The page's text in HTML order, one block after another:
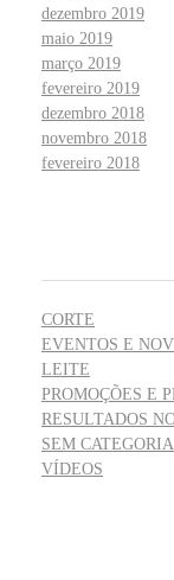
dezembro 2019
maio 2019
março 2019
fevereiro 2019
dezembro 2018
novembro 2018
fevereiro 2018
CORTE
EVENTOS E
LEITE
PROMOÇÕES E
RESULTADOS
SEM CATEGORIA
VÍDEOS